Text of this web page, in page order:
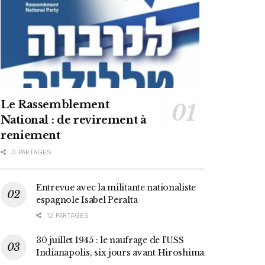
Le Rassemblement
National : de revirement à
reniement
0 PARTAGES
Entrevue avec la militante nationaliste
espagnole Isabel Peralta
12 PARTAGES
30 juillet 1945 : le naufrage de l’USS
Indianapolis, six jours avant Hiroshima